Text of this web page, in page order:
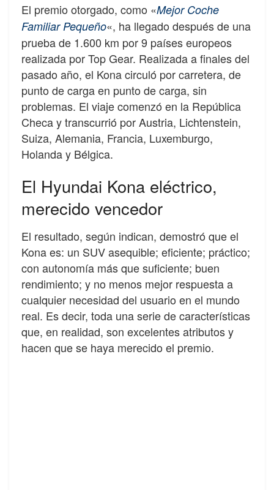
El premio otorgado, como «Mejor Coche
Familiar Pequeño«, ha llegado después de una
prueba de 1.600 km por 9 países europeos
realizada por Top Gear. Realizada a finales del
pasado año, el Kona circuló por carretera, de
punto de carga en punto de carga, sin
problemas. El viaje comenzó en la República
Checa y transcurrió por Austria, Lichtenstein,
Suiza, Alemania, Francia, Luxemburgo,
Holanda y Bélgica.
El Hyundai Kona eléctrico,
merecido vencedor
El resultado, según indican, demostró que el
Kona es: un SUV asequible; eficiente; práctico;
con autonomía más que suficiente; buen
rendimiento; y no menos mejor respuesta a
cualquier necesidad del usuario en el mundo
real. Es decir, toda una serie de características
que, en realidad, son excelentes atributos y
hacen que se haya merecido el premio.